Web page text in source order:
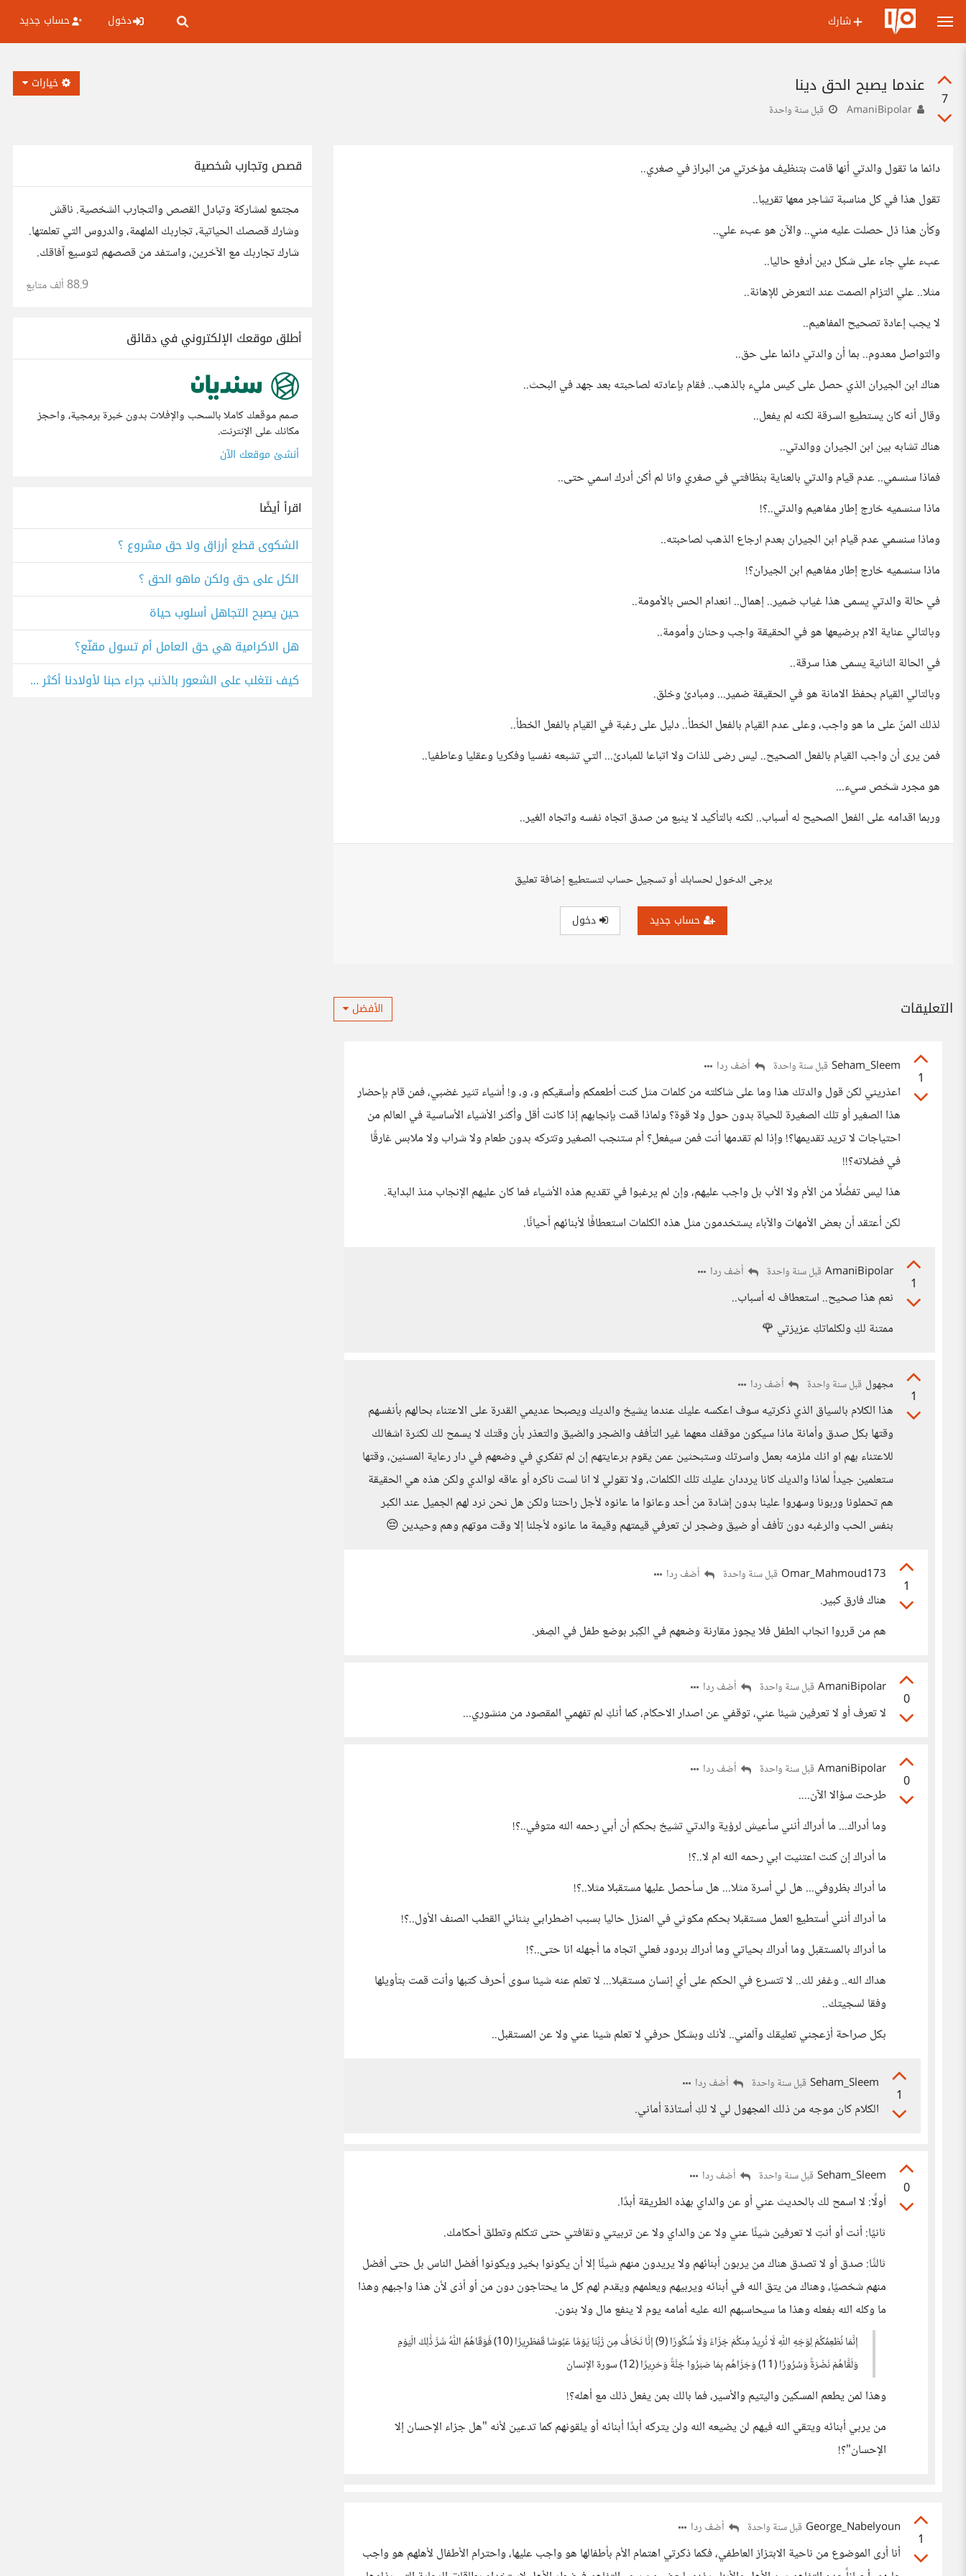
شارك دخول حساب جديد
7
عندما يصبح الحق دينا
قبل سنة واحدة
خيارات
دائما ما تقول والدتي أنها قامت بتنظيف مؤخرتي من البراز في صغري..
تقول هذا في كل مناسبة تشاجر معها تقريبا..
وكأن هذا ذل حصلت عليه مني.. والآن هو عبء علي..
عبء علي جاء على شكل دين أدفع حاليا..
مثلا.. علي التزام الصمت عند التعرض للإهانة..
لا يجب إعادة تصحيح المفاهيم..
والتواصل معدوم.. بما أن والدتي دائما على حق..
هناك ابن الجيران الذي حصل على كيس مليء بالذهب.. فقام بإعادته لصاحبته بعد جهد في البحث..
وقال أنه كان يستطيع السرقة لكنه لم يفعل..
هناك تشابه بين ابن الجيران ووالدتي..
فماذا سنسمي.. عدم قيام والدتي بالعناية بنظافتي في صغري وانا لم أكن أدرك اسمي حتى..
ماذا سنسميه خارج إطار مفاهيم والدتي..؟!
وماذا سنسمي عدم قيام ابن الجيران بعدم ارجاع الذهب لصاحبته..
ماذا سنسميه خارج إطار مفاهيم ابن الجيران؟!
في حالة والدتي يسمى هذا غياب ضمير.. إهمال.. انعدام الحس بالأمومة..
وبالتالي عناية الام برضيعها هو في الحقيقة واجب وحنان وأمومة..
في الحالة الثانية يسمى هذا سرقة..
وبالتالي القيام بحفظ الامانة هو في الحقيقة ضمير... ومبادئ وخلق.
لذلك المنّ على ما هو واجب، وعلى عدم القيام بالفعل الخطأ.. دليل على رغبة في القيام بالفعل الخطأ..
فمن يرى أن واجب القيام بالفعل الصحيح.. ليس رضى للذات ولا اتباعا للمبادئ... التي تشبعه نفسيا وفكريا وعقليا وعاطفيا..
هو مجرد شخص سيء...
وربما اقدامه على الفعل الصحيح له أسباب.. لكنه بالتأكيد لا ينبع من صدق اتجاه نفسه واتجاه الغير..
يرجى الدخول لحسابك أو تسجيل حساب لتستطيع إضافة تعليق
حساب جديد دخول
التعليقات الأفضل
1
Seham_Sleem قبل سنة واحدة أضف ردا
اعذريني لكن قول والدتك هذا وما على شاكلته من كلمات مثل كنت أطعمكم وأسقيكم و، و، و! أشياء تثير غضبي، فمن قام بإحضار
هذا الصغير أو تلك الصغيرة للحياة بدون حول ولا قوة؟ ولماذا قمت بإنجابهم إذا كانت أقل وأكثر الأشياء الأساسية في العالم من
احتياجات لا تريد تقديمها؟! وإذا لم تقدمها أنت فمن سيفعل؟ أم ستنجب الصغير وتتركه بدون طعام ولا شراب ولا ملابس غارقًا
في فضلاته؟!!
هذا ليس تفضُلًا من الأم ولا الأب بل واجب عليهم، وإن لم يرغبوا في تقديم هذه الأشياء فما كان عليهم الإنجاب منذ البداية.
لكن أعتقد أن بعض الأمهات والآباء يستخدمون مثل هذه الكلمات استعطافًا لأبنائهم أحيانًا.
1
AmaniBipolar قبل سنة واحدة أضف ردا
نعم هذا صحيح.. استعطاف له أسباب..
ممتنة لكِ ولكلماتكِ عزيزتي 🌹
1
مجهول قبل سنة واحدة أضف ردا
هذا الكلام بالسياق الذي ذكرتيه سوف اعكسه عليك عندما يشيخ والديك ويصبحا عديمي القدرة على الاعتناء بحالهم بأنفسهم
وقتها بكل صدق وأمانة ماذا سيكون موقفك معهما غير التأفف والضجر والضيق والتعذر بأن وقتك لا يسمح لك لكثرة اشغالك
للاعتناء بهم او انك ملزمه بعمل واسرتك وستبحثين عمن يقوم برعايتهم إن لم تفكري في وضعهم في دار رعاية المسنين، وقتها
ستعلمين جيداً لماذا والديك كانا يرددان عليك تلك الكلمات، ولا تقولي لا انا لست ناكره أو عاقه لوالدي ولكن هذه هي الحقيقة
هم تحملونا وربونا وسهروا علينا بدون إشادة من أحد وعانوا ما عانوه لأجل راحتنا ولكن هل نحن نرد لهم الجميل عند الكبر
بنفس الحب والرغبه دون تأفف أو ضيق وضجر لن تعرفي قيمتهم وقيمة ما عانوه لأجلنا إلا وقت موتهم وهم وحيدين 😔
1
Omar_Mahmoud173 قبل سنة واحدة أضف ردا
هناك فارق كبير.
هم من قرروا انجاب الطفل فلا يجوز مقارنة وضعهم في الكِبر بوضع طفل في الصِغر.
0
AmaniBipolar قبل سنة واحدة أضف ردا
لا تعرف أو لا تعرفين شيئا عني، توقفي عن اصدار الاحكام، كما أنكِ لم تفهمي المقصود من منشوري...
0
AmaniBipolar قبل سنة واحدة أضف ردا
طرحت سؤالا الآن....
وما أدراك... ما أدراك أنني سأعيش لرؤية والدتي تشيخ بحكم أن أبي رحمه الله متوفي..؟!
ما أدراك إن كنت اعتنيت ابي رحمه الله ام لا..؟!
ما أدراك بظروفي... هل لي أسرة مثلا... هل سأحصل عليها مستقبلا مثلا..؟!
ما أدراك أنني أستطيع العمل مستقبلا بحكم مكوثي في المنزل حاليا بسبب اضطرابي بثنائي القطب الصنف الأول..؟!
ما أدراك بالمستقبل وما أدراك بحياتي وما أدراك بردود فعلي اتجاه ما أجهله انا حتى..؟!
هداك الله.. وغفر لك.. لا تتسرع في الحكم على أي إنسان مستقبلا... لا تعلم عنه شيئا سوى أحرف كتبها وأنت قمت بتأويلها
وفقا لسجيتك..
بكل صراحة أزعجني تعليقك وآلمني.. لأنك وبشكل حرفي لا تعلم شيئا عني ولا عن المستقبل..
1
Seham_Sleem قبل سنة واحدة أضف ردا
الكلام كان موجه من ذلك المجهول لي لا لكِ أستاذة أماني.
0
Seham_Sleem قبل سنة واحدة أضف ردا
أولًا: لا اسمح لك بالحديث عني أو عن والداي بهذه الطريقة أبدًا.
ثانيًا: أنت أو أنتِ لا تعرفين شيئًا عني ولا عن والداي ولا عن تربيتي وثقافتي حتى تتكلم وتطلق أحكامك.
ثالثًا: صدق أو لا تصدق هناك من يربون أبنائهم ولا يريدون منهم شيئًا إلا أن يكونوا بخير ويكونوا أفضل الناس بل حتى أفضل
منهم شخصيًا، وهناك من يتق الله في أبنائه ويربيهم ويعلمهم ويقدم لهم كل ما يحتاجون دون من أو أذى لأن هذا واجبهم وهذا
ما وكله الله بفعله وهذا ما سيحاسبهم الله عليه أمامه يوم لا ينفع مال ولا بنون.
إِنَّمَا نُطْعِمُكُمْ لِوَجْهِ اللَّهِ لَا نُرِيدُ مِنكُمْ جَزَاءً وَلَا شُكُورًا (9) إِنَّا نَخَافُ مِن رَّبِّنَا يَوْمًا عَبُوسًا قَمْطَرِيرًا (10) فَوَقَاهُمُ اللَّهُ شَرَّ ذَٰلِكَ الْيَوْمِ
وَلَقَّاهُمْ نَضْرَةً وَسُرُورًا (11) وَجَزَاهُم بِمَا صَبَرُوا جَنَّةً وَحَرِيرًا (12) سورة الإنسان
وهذا لمن يطعم المسكين واليتيم والأسير، فما بالك بمن يفعل ذلك مع أهله؟!
من يربي أبنائه ويتقي الله فيهم لن يضيعه الله ولن يتركه أبدًا أبنائه أو يلقونهم كما تدعين لأنه "هل جزاء الإحسان إلا
الإحسان"؟!
1
George_Nabelyoun قبل سنة واحدة أضف ردا
أنا أرى الموضوع من ناحية الابتزاز العاطفي، فكما ذكرتي اهتمام الأم بأطفالها هو واجب عليها، واحترام الأطفال لأهلهم هو واجب
قصص وتجارب شخصية
مجتمع لمشاركة وتبادل القصص والتجارب الشخصية. ناقش
وشارك قصصك الحياتية، تجاربك الملهمة، والدروس التي تعلمتها.
شارك تجاربك مع الآخرين، واستفد من قصصهم لتوسيع آفاقك.
88.9 ألف متابع
أطلق موقعك الإلكتروني في دقائق
صمم موقعك كاملا بالسحب والإفلات بدون خبرة برمجية، واحجز
مكانك على الإنترنت.
أنشئ موقعك الآن
اقرأ أيضًا
الشكوى قطع أرزاق ولا حق مشروع ؟
الكل على حق ولكن ماهو الحق ؟
حين يصبح التجاهل أسلوب حياة
هل الاكرامية هي حق العامل أم تسول مقنّع؟
كيف نتغلب على الشعور بالذنب جراء حبنا لأولادنا أكثر من والدينا؟